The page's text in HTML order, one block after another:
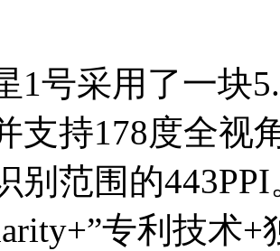
采用了一块
支持178度全视
别范围的
专利技术